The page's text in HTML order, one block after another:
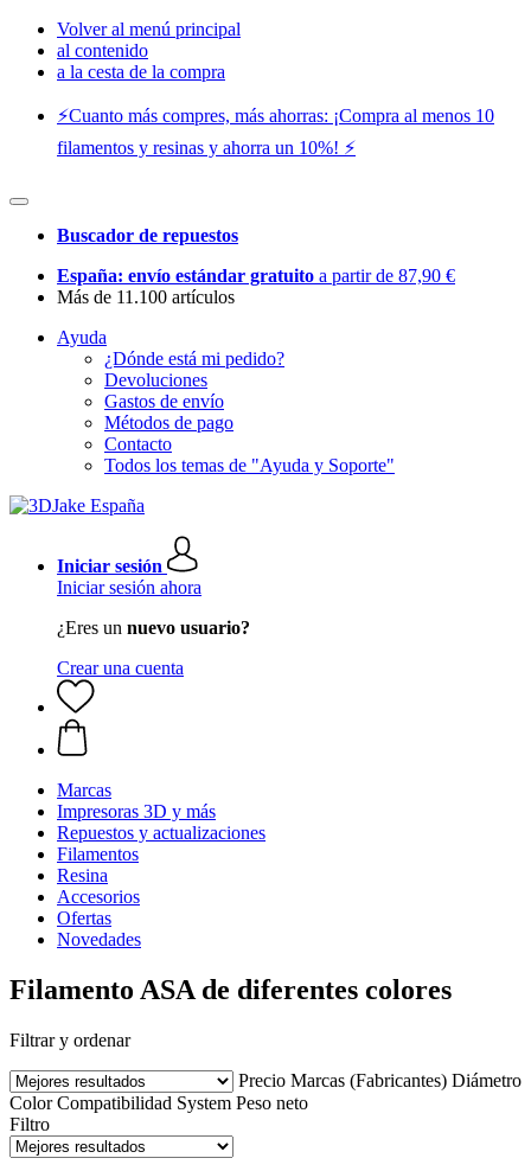
Volver al menú principal
al contenido
a la cesta de la compra
⚡️Cuanto más compres, más ahorras: ¡Compra al menos 10
filamentos y resinas y ahorra un 10%! ⚡️
Buscador de repuestos
España: envío estándar gratuito a partir de 87,90 €
Más de 11.100 artículos
Ayuda
¿Dónde está mi pedido?
Devoluciones
Gastos de envío
Métodos de pago
Contacto
Todos los temas de "Ayuda y Soporte"
Iniciar sesión
Iniciar sesión ahora
¿Eres un nuevo usuario?
Crear una cuenta
Marcas
Impresoras 3D y más
Repuestos y actualizaciones
Filamentos
Resina
Accesorios
Ofertas
Novedades
Filamento ASA de diferentes colores
Filtrar y ordenar
Precio Marcas (Fabricantes) Diámetro
Color Compatibilidad System Peso neto
Filtro